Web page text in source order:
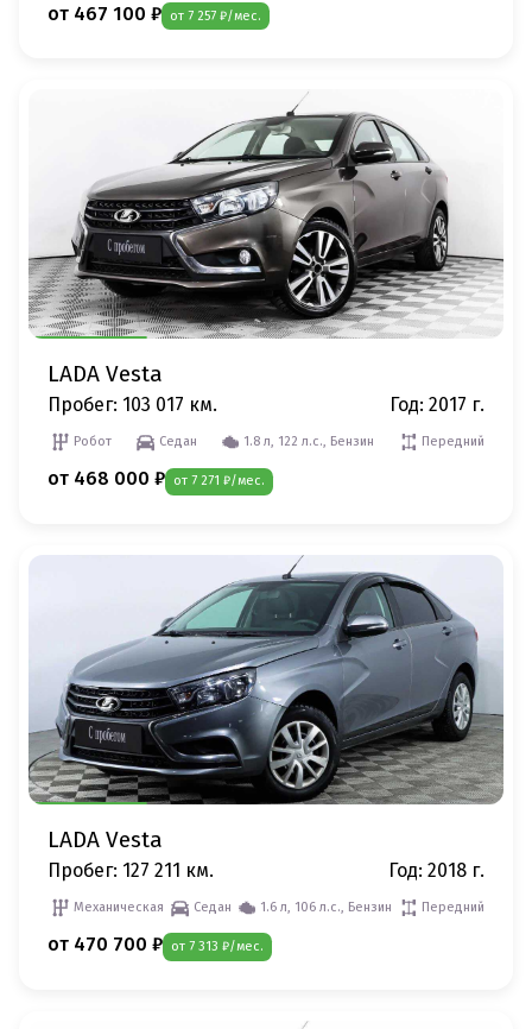
от 467 100 ₽ от 7 257 ₽/мес.
LADA Vesta
Пробег: 103 017 км. Год: 2017 г.
Робот Седан 1.8 л, 122 л.с., Бензин Передний
от 468 000 ₽ от 7 271 ₽/мес.
LADA Vesta
Пробег: 127 211 км. Год: 2018 г.
Механическая Седан 1.6 л, 106 л.с., Бензин Передний
от 470 700 ₽ от 7 313 ₽/мес.